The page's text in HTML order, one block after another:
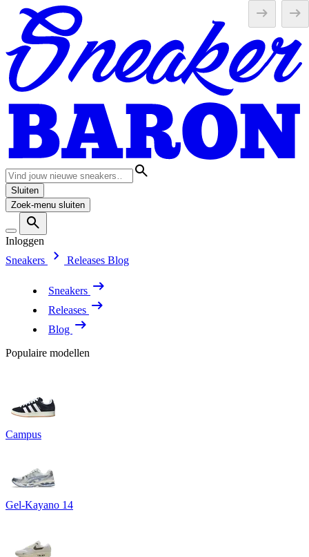
Sluiten
Zoek-menu sluiten
Inloggen
Sneakers
Releases Blog
Sneakers
Releases
Blog
Populaire modellen
Campus
Gel-Kayano 14